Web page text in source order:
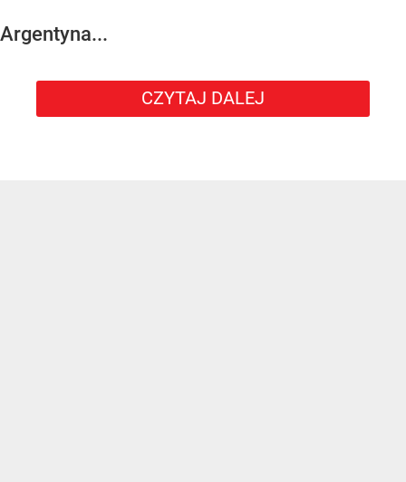
Argentyna...
CZYTAJ DALEJ